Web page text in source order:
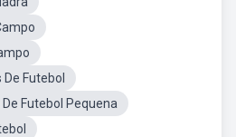
Futebol
Futebol Pequena